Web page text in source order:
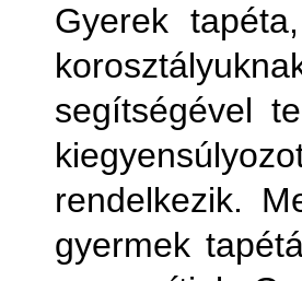
Gyerek
segítségével
rendelkezik.
gyermek